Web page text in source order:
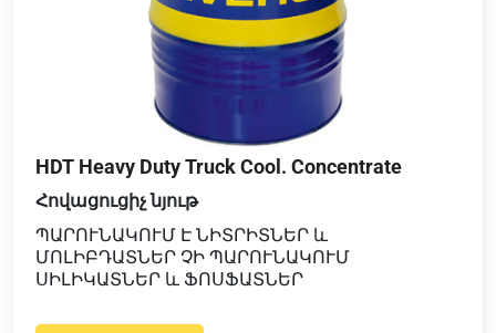
HDT Heavy Duty Truck Cool. Concentrate
Հովացուցիչ նյութ
ՊԱՐՈՒՆԱԿՈՒՄ Է ՆԻՏՐԻՏՆԵՐ և
ՄՈԼԻԲԴԱՏՆԵՐ ՉԻ ՊԱՐՈՒՆԱԿՈՒՄ
ՍԻԼԻԿԱՏՆԵՐ և ՖՈՍՖԱՏՆԵՐ